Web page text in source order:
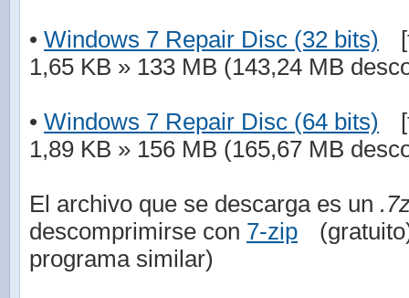
• Windows 7 Repair Disc (32 bits)
1,65 KB » 133 MB (143,24 MB
• Windows 7 Repair Disc (64 bits)
1,89 KB » 156 MB (165,67 MB
El archivo que se descarga es un
descomprimirse con 7-zip
programa similar)